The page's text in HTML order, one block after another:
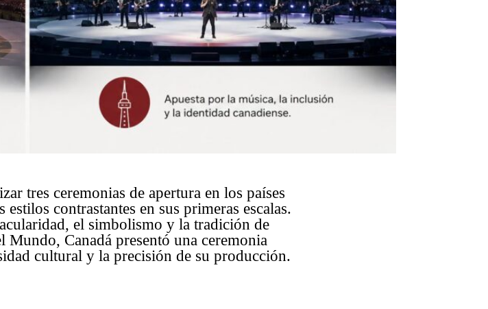
tres ceremonias de apertura en los países
contrastantes en sus primeras escalas.
el simbolismo y la tradición de
Canadá presentó una ceremonia
cultural y la precisión de su producción.